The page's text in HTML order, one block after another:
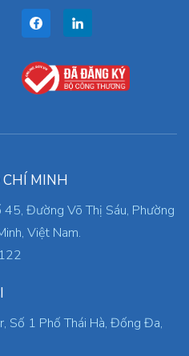
MINH
Đường Võ Thị Sáu, Phường
Việt Nam.
Số 1 Phố Thái Hà, Đống Đa,